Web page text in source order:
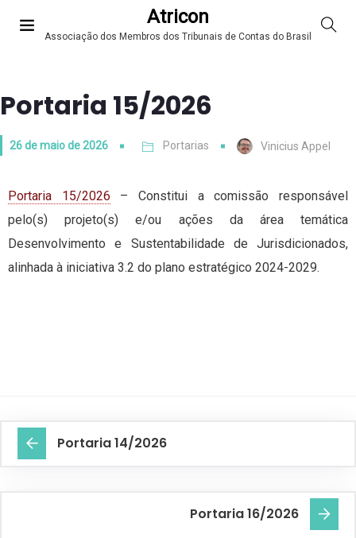
Atricon
Associação dos Membros dos Tribunais de Contas do Brasil
Portaria 15/2026
26 de maio de 2026 Portarias Vinicius Appel
Portaria 15/2026 – Constitui a comissão responsável
pelo(s) projeto(s) e/ou ações da área temática
Desenvolvimento e Sustentabilidade de Jurisdicionados,
alinhada à iniciativa 3.2 do plano estratégico 2024-2029.
Portaria 14/2026
Portaria 16/2026